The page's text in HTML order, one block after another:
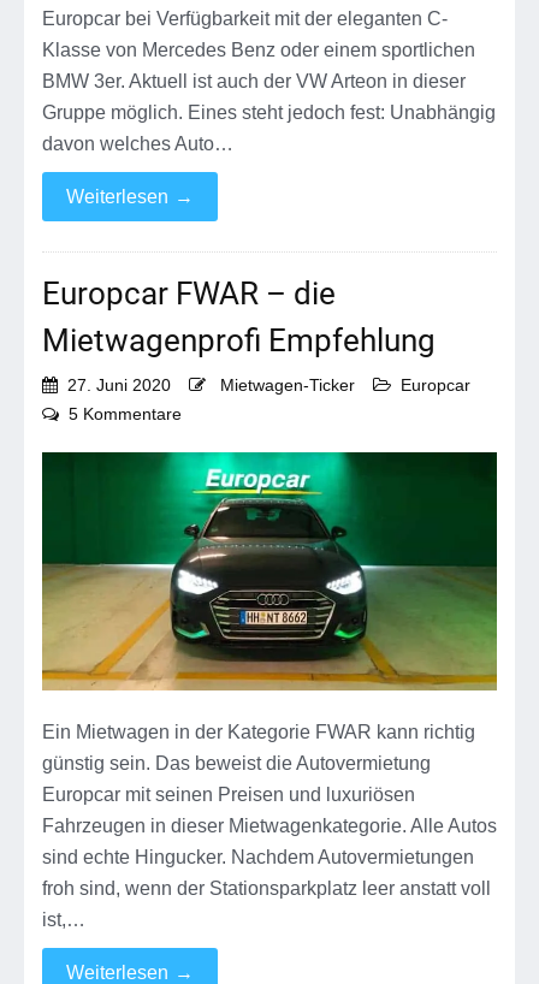
Europcar bei Verfügbarkeit mit der eleganten C-
Klasse von Mercedes Benz oder einem sportlichen
BMW 3er. Aktuell ist auch der VW Arteon in dieser
Gruppe möglich. Eines steht jedoch fest: Unabhängig
davon welches Auto…
Weiterlesen →
Europcar FWAR – die
Mietwagenprofi Empfehlung
27. Juni 2020 Mietwagen-Ticker
Europcar
5 Kommentare
FWAR
die
Mietwagenprofi
Empfehlung
Ein Mietwagen in der Kategorie FWAR kann richtig
günstig sein. Das beweist die Autovermietung
Europcar mit seinen Preisen und luxuriösen
Fahrzeugen in dieser Mietwagenkategorie. Alle Autos
sind echte Hingucker. Nachdem Autovermietungen
froh sind, wenn der Stationsparkplatz leer anstatt voll
ist,…
Weiterlesen →